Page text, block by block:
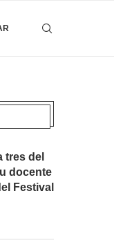
tres del
docente
Festival